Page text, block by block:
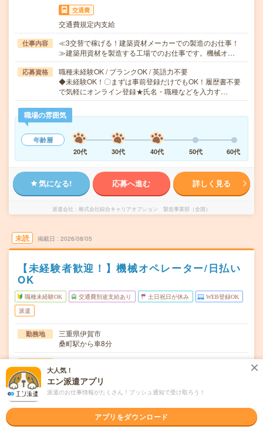
交通費
交通費規定内支給
仕事内容
≪3交替で稼げる！建築資材メーカーでの製造のお仕事！
≫建築用資材を製造する工場でのお仕事です。機械オ…
応募資格
職種未経験OK / ブランクOK / 英語力不要
◆未経験OK！〇まずは事前登録だけでもOK！履歴書不要
で気軽にオンライン登録★氏名・職種などを入力す…
職場の雰囲気
年齢層
20代
30代 40代 50代 60代
気になる! 応募へ進む 詳しく見る
派遣会社 株式会社綜合キャリアオプション 製造事業部（全国）
未読 掲載日 2026/08/05
【未経験者歓迎！】機械オペレーター/日払い
OK
職種未経験OK 交通費別途支給あり 土日祝日が休み WEB登録OK
派遣
勤務地
三重県伊賀市
桑町駅から車8分
時間 08:00～17:00
期間
時給1340円
大人気！
エン派遣アプリ
派遣のお仕事情報がたくさん！プッシュ通知で受け取ろう！
アプリをダウンロード